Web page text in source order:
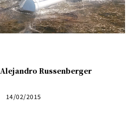
Alejandro Russenberger
14/02/2015